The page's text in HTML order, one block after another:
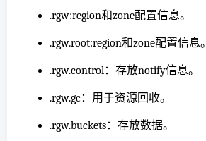
.rgw:region和zone配置信息。
.rgw.root:region和zone配置信息。
.rgw.control：存放notify信息。
.rgw.gc：用于资源回收。
.rgw.buckets：存放数据。